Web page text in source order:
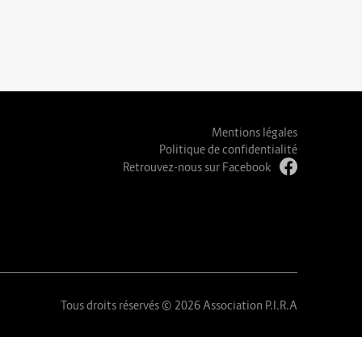
Mentions légales
Politique de confidentialité
Retrouvez-nous sur Facebook
Tous droits réservés © 2026 Association P.I.R.A